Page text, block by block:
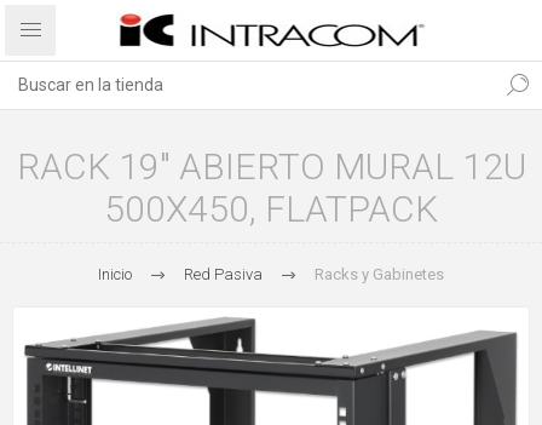
RACK 19" ABIERTO MURAL 12U
500X450, FLATPACK
Inicio Red Pasiva Racks y Gabinetes